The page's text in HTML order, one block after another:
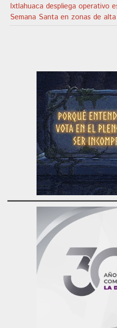
Ixtlahuaca despliega operativo
Semana Santa en zonas de